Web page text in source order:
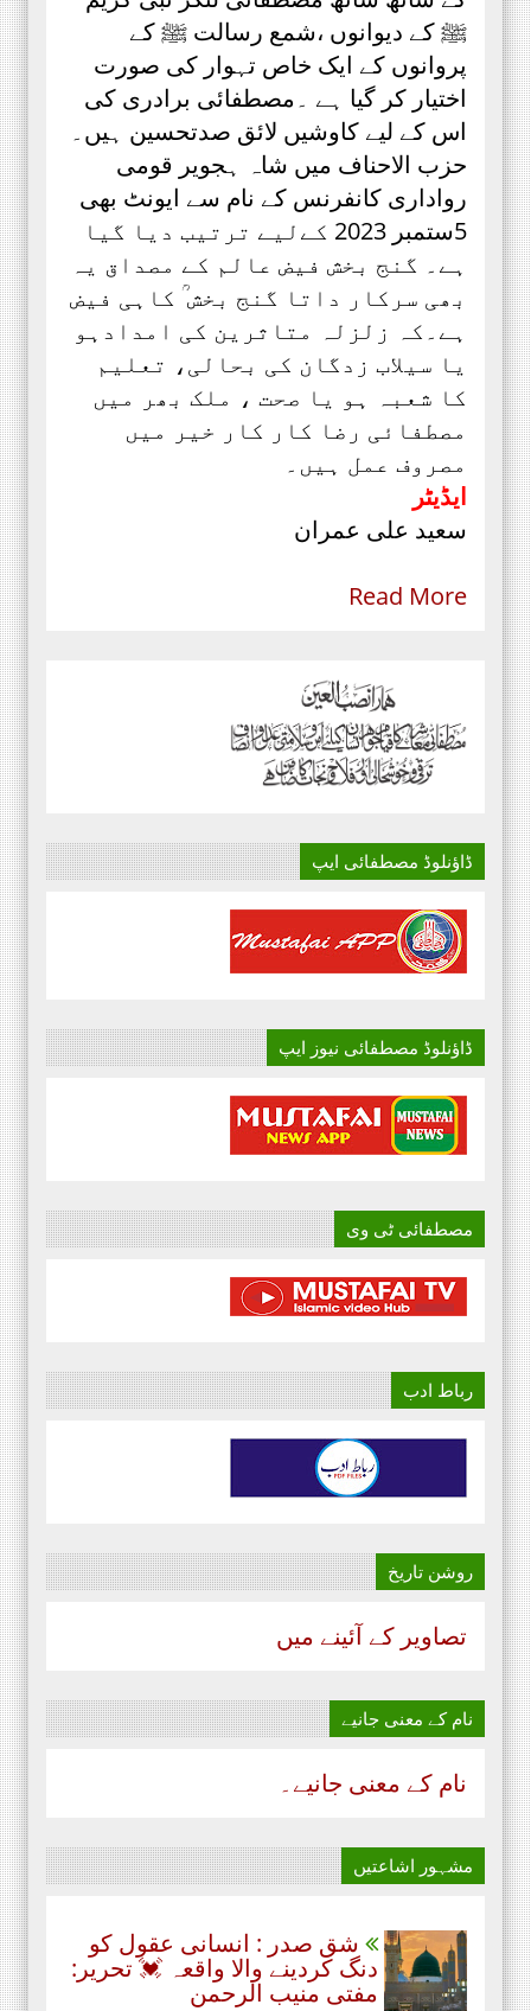
ﷺ کے دیوانوں ،شمع رسالت ﷺ کے
پروانوں کے ایک خاص تہوار کی صورت
اختیار کر گیا ہے ۔مصطفائی برادری کی
اس کے لیے کاوشیں لائق صدتحسین ہیں۔
حزب الاحناف میں شاہ ہجویر قومی
رواداری کانفرنس کے نام سے ایونٹ بھی
5ستمبر 2023 کےلیے ترتیب دیا گیا
ہے۔ گنج بخش فیض عالم کے مصداق یہ
بھی سرکار داتا گنج بخش ؒ کاہی فیض
ہے۔کہ زلزلہ متاثرین کی امدادہو
یا سیلاب زدگان کی بحالی، تعلیم
کا شعبہ ہو یا صحت ، ملک بھر میں
مصطفائی رضا کار کار خیر میں
مصروف عمل ہیں۔
ایڈیٹر
سعید علی عمران
Read More
ڈاؤنلوڈ مصطفائی ایپ
ڈاؤنلوڈ مصطفائی نیوز ایپ
مصطفائی ٹی وی
رباط ادب
روشن تاریخ
تصاویر کے آئینے میں
نام‌ کے معنی جانیے
نام‌ کے معنی جانیے۔
مشہور اشاعتیں
شق صدر : انسانی عقول کو
دنگ کردینے والا واقعہ 💓 تحریر:
مفتی منیب الرحمن